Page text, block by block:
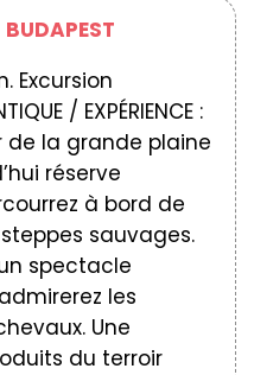
Excursion
/ EXPÉRIENCE :
de la grande plaine
réserve
à bord de
sauvages.
spectacle
les
Une
du terroir